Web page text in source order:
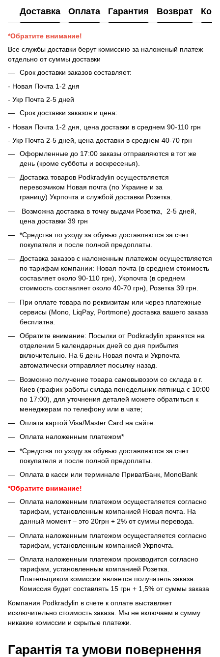
Доставка Оплата Гарантия Возврат
*Обратите внимание!
Все службы доставки берут комиссию за наложеный платеж
отдельно от суммы доставки
Срок доставки заказов составляет:
- Новая Почта 1-2 дня
- ​​Укр Почта 2-5 дней
Срок доставки заказов и цена:
- Новая Почта 1-2 дня, цена доставки в среднем 90-110 грн
- Укр Почта 2-5 дней, цена доставки в среднем 40-70 грн
Оформленные до 17:00 заказы отправляются в тот же
день (кроме субботы и воскресенья).
Доставка товаров Podkradylin осуществляется
перевозчиком Новая почта (по Украине и за
границу) Укрпочта и службой доставки Розетка.
Возможна доставка в точку выдачи Розетка, 2-5 дней,
цена доставки 39 грн
*Средства по уходу за обувью доставляются за счет
покупателя и после полной предоплаты.
Доставка заказов с наложенным платежом осуществляется
по тарифам компании: Новая почта (в среднем стоимость
составляет около 90-110 грн), Укрпочта (в среднем
стоимость составляет около 40-70 грн), Розетка 39 грн.
При оплате товара по реквизитам или через платежные
сервисы (Mono, LiqPay, Portmone) доставка вашего заказа
бесплатна.
Обратите внимание: Посылки от Podkradylin хранятся на
отделении 5 календарных дней со дня прибытия
включительно. На 6 день Новая почта и Укрпочта
автоматически отправляет посылку назад.
Возможно получение товара самовывозом со склада в г.
Киев (график работы склада понедельник-пятница с 10:00
по 17:00), для уточнения деталей можете обратиться к
менеджерам по телефону или в чате;
Оплата картой Visa/Master Card на сайте.
Оплата наложенным платежом*
*Средства по уходу за обувью доставляются за счет
покупателя и после полной предоплаты.
Оплата в касси или терминале ПриватБанк, MonoBank
*Обратите внимание!
Оплата наложенным платежом осуществляется согласно
тарифам, установленным компанией Новая почта. На
данный момент – это 20грн + 2% от суммы перевода.
Оплата наложенным платежом осуществляется согласно
тарифам, установленным компанией Укрпочта.
Оплата наложенным платежом производится согласно
тарифам, установленным компанией Розетка.
Плательщиком комиссии является получатель заказа.
Комиссия будет составлять 15 грн + 1,5% от суммы заказа
Компания Podkradylin в счете к оплате выставляет
исключительно стоимость заказа. Мы не включаем в сумму
никакие комиссии и скрытые платежи.
Гарантія та умови повернення